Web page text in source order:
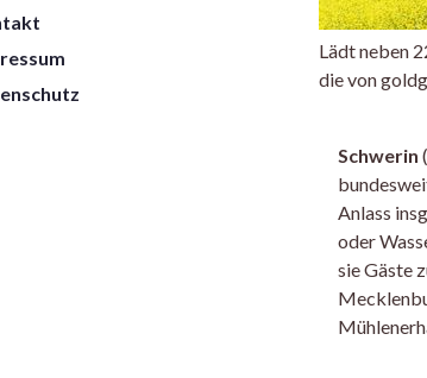
Lädt neben
die von
Schwerin
Anlass
oder
sie Gäste